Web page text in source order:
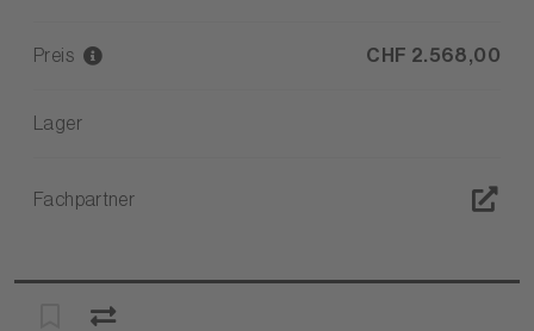
Preis CHF 2.568,00
Lager
Fachpartner